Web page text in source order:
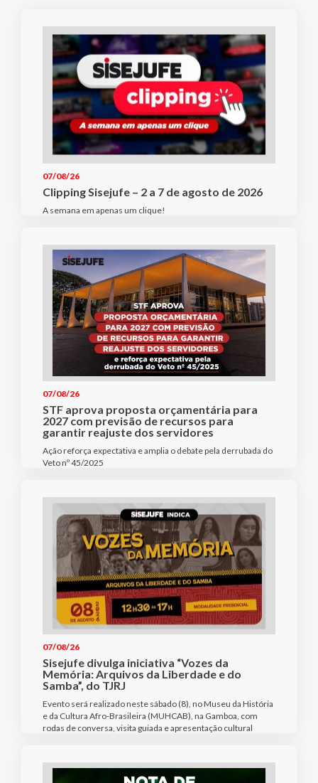
07/08/26
Clipping Sisejufe – 2 a 7 de agosto de 2026
A semana em apenas um clique!
07/08/26
STF aprova proposta orçamentária para
2027 com previsão de recursos para
garantir reajuste dos servidores
Ação reforça expectativa e amplia o debate pela derrubada do
Veto nº 45/2025
07/08/26
Sisejufe divulga iniciativa “Vozes da
Memória: Arquivos da Liberdade e do
Samba”, do TJRJ
Evento será realizado neste sábado (8), no Museu da História
e da Cultura Afro-Brasileira (MUHCAB), na Gamboa, com
rodas de conversa, visita guiada e apresentação cultural